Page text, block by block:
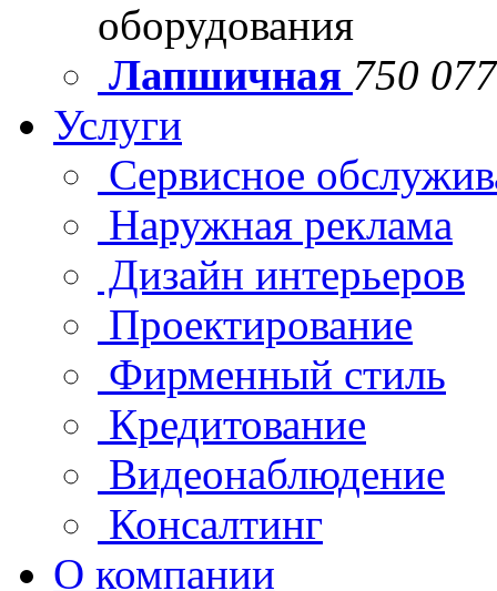
оборудования
Лапшичная 750
Услуги
Сервисное
Наружная реклама
Дизайн интерьеров
Проектирование
Фирменный стиль
Кредитование
Видеонаблюдение
Консалтинг
О компании